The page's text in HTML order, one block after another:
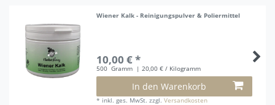
Wiener Kalk - Reinigungspulver & Poliermittel
10,00 € *
500 Gramm | 20,00 € / Kilogramm
In den Warenkorb
* inkl. ges. MwSt. zzgl.Versandkosten